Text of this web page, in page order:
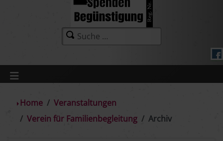
Home
Veranstaltungen
Verein für Familienbegleitung
Archiv